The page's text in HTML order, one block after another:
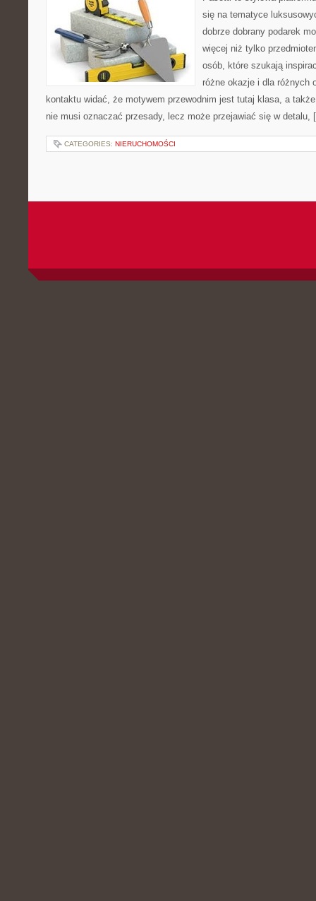
się na tematyce
dobrze dobrany podarek
więcej niż tylko
osób, które szukają
różne okazje i dla różnych
kontaktu widać, że motywem przewodnim jest tutaj klasa, a
nie musi oznaczać przesady, lecz może przejawiać się w
CATEGORIES: NIERUCHOMOŚCI